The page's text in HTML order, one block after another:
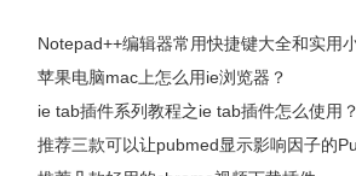
Notepad++编辑器常用快捷键大全和实用
苹果电脑mac上怎么用ie浏览器？
ie tab插件系列教程之ie tab插件怎么使用？
推荐三款可以让pubmed显示影响因子的